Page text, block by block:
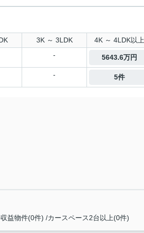
3K ～ 3LDK 4K ～ 4LDK以上
- 5643.6万円
- 5件
益物件(0件) カースペース2台以上(0件)